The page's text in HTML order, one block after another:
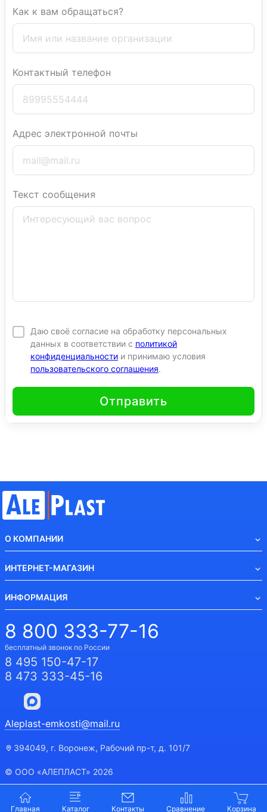
Главная Каталог Контакты
Как к вам обращаться?
Контактный телефон
Адрес электронной почты
Текст сообщения
Даю своё согласие на обработку персональных
данных в соответствии с политикой
конфиденциальности и принимаю условия
пользовательского соглашения.
Отправить
О КОМПАНИИ
ИНТЕРНЕТ-МАГАЗИН
ИНФОРМАЦИЯ
8 800 333-77-16
бесплатный звонок по России
8 495 150-47-17
8 473 333-45-16
Aleplast-emkosti@mail.ru
394049, г. Воронеж, Рабочий пр-т, д. 101/7
© ООО «АЛЕПЛАСТ» 2026